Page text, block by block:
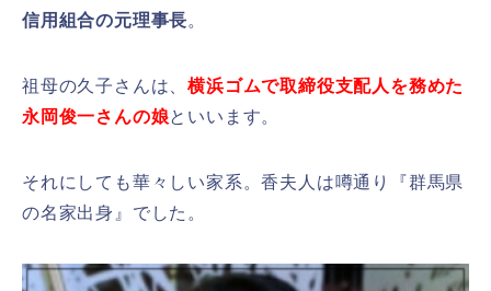
信用組合の元理事長。
祖母の久子さんは、横浜ゴムで取締役支配人を務めた
永岡俊一さんの娘といいます。
それにしても華々しい家系。香夫人は噂通り『群馬県
の名家出身』でした。